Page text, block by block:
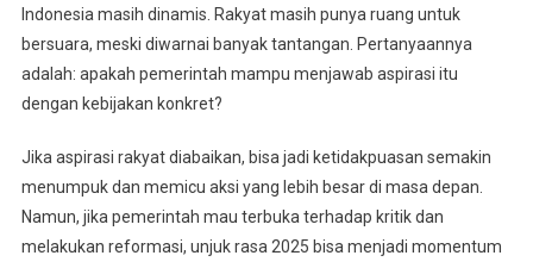
Indonesia masih dinamis. Rakyat masih punya ruang untuk
bersuara, meski diwarnai banyak tantangan. Pertanyaannya
adalah: apakah pemerintah mampu menjawab aspirasi itu
dengan kebijakan konkret?
Jika aspirasi rakyat diabaikan, bisa jadi ketidakpuasan semakin
menumpuk dan memicu aksi yang lebih besar di masa depan.
Namun, jika pemerintah mau terbuka terhadap kritik dan
melakukan reformasi, unjuk rasa 2025 bisa menjadi momentum